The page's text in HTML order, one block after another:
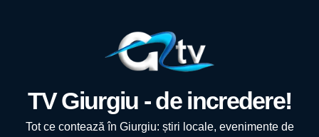
TV Giurgiu - de incredere!
Tot ce contează în Giurgiu: știri locale, evenimente de